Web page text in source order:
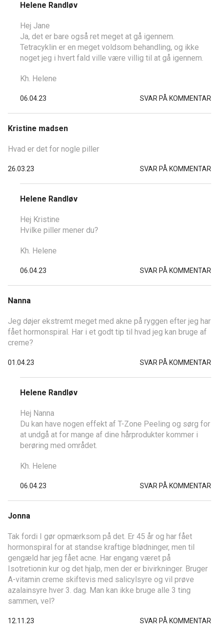
Helene Randløv
Hej Jane
Ja, det er bare også ret meget at gå igennem.
Tetracyklin er en meget voldsom behandling, og ikke
noget jeg i hvert fald ville være villig til at gå igennem.
Kh. Helene
06.04.23 SVAR PÅ KOMMENTAR
Kristine madsen
Hvad er det for nogle piller
26.03.23 SVAR PÅ KOMMENTAR
Helene Randløv
Hej Kristine
Hvilke piller mener du?
Kh. Helene
06.04.23 SVAR PÅ KOMMENTAR
Nanna
Jeg døjer ekstremt meget med akne på ryggen efter jeg har
fået hormonspiral. Har i et godt tip til hvad jeg kan bruge af
creme?
01.04.23 SVAR PÅ KOMMENTAR
Helene Randløv
Hej Nanna
Du kan have nogen effekt af T-Zone Peeling og sørg for
at undgå at for mange af dine hårprodukter kommer i
berøring med området.
Kh. Helene
06.04.23 SVAR PÅ KOMMENTAR
Jonna
Tak fordi I gør opmærksom på det. Er 45 år og har fået
hormonspiral for at standse kraftige blødninger, men til
gengæld har jeg fået acne. Har engang været på
Isotretionin kur og det hjalp, men der er bivirkninger. Bruger
A-vitamin creme skiftevis med salicylsyre og vil prøve
azalainsyre hver 3. dag. Man kan ikke bruge alle 3 ting
sammen, vel?
12.11.23 SVAR PÅ KOMMENTAR